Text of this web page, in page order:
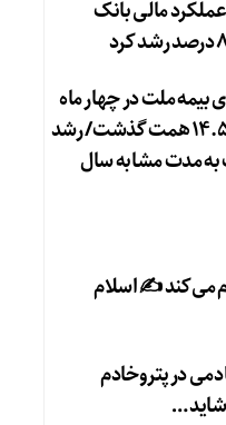
مالی بانک
بیمه ملت در چهار ماه
نخست امسال از ۱۴.۵ همت گذشت/ رشد
به مدت مشابه سال
می‌کند ✍️ اسلام
در پتروخادم
…